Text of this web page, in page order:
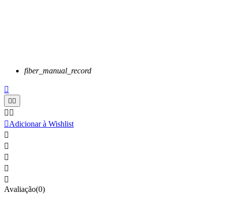
fiber_manual_record

 
 
Adicionar à Wishlist





Avaliação(0)